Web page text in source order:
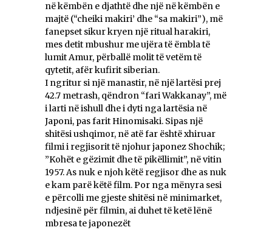
në këmbën e djathtë dhe një në këmbën e
majtë (“cheiki makiri’ dhe “sa makiri”), më
fanepset sikur kryen një ritual harakiri,
mes detit mbushur me ujëra të ëmbla të
lumit Amur, përballë molit të vetëm të
qytetit, afër kufirit siberian.
I ngritur si një manastir, në një lartësi prej
42.7 metrash, qëndron “fari Wakkanay”, më
i larti në ishull dhe i dyti nga lartësia në
Japoni, pas farit Hinomisaki. Sipas një
shitësi ushqimor, në atë far është xhiruar
filmi i regjisorit të njohur japonez Shochik;
”Kohët e gëzimit dhe të pikëllimit”, në vitin
1957. As nuk e njoh këtë regjisor dhe as nuk
e kam parë këtë film. Por nga mënyra sesi
e përcolli me gjeste shitësi në minimarket,
ndjesinë për filmin, ai duhet të ketë lënë
mbresa te japonezët